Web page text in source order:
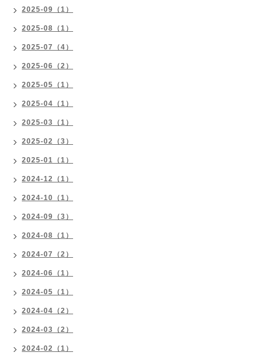
2025-09（1）
2025-08（1）
2025-07（4）
2025-06（2）
2025-05（1）
2025-04（1）
2025-03（1）
2025-02（3）
2025-01（1）
2024-12（1）
2024-10（1）
2024-09（3）
2024-08（1）
2024-07（2）
2024-06（1）
2024-05（1）
2024-04（2）
2024-03（2）
2024-02（1）